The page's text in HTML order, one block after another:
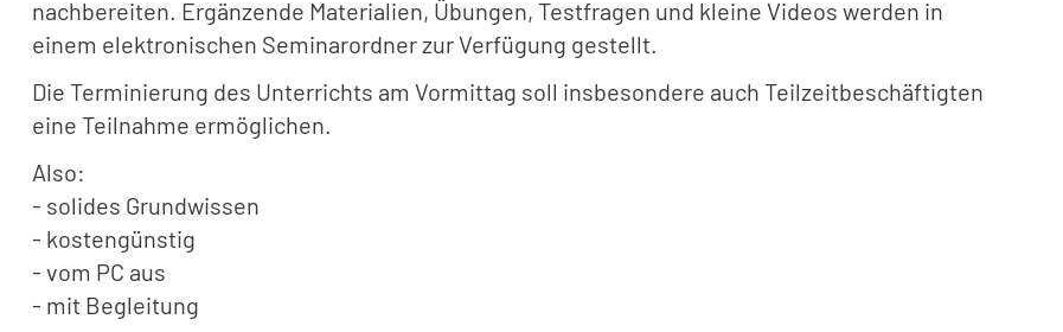
nachbereiten. Ergänzende Materialien, Übungen, Testfragen und kleine Videos werden in
einem elektronischen Seminarordner zur Verfügung gestellt.
Die Terminierung des Unterrichts am Vormittag soll insbesondere auch Teilzeitbeschäftigten
eine Teilnahme ermöglichen.
Also:
- solides Grundwissen
- kostengünstig
- vom PC aus
- mit Begleitung